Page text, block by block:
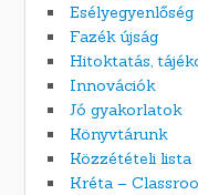
Esélyegyenlőség
Fazék újság
Hitoktatás,
Innovációk
Jó gyakorlatok
Könyvtárunk
Közzétételi lista
Kréta –